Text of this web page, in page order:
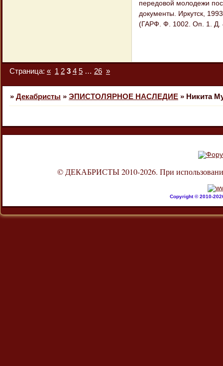
передовой молодежи
документы. Иркутск,
(ГАРФ. Ф. 1002. Оп. 1. Д.
Страница: « 1 2 3 4 5 … 26 »
» Декабристы » ЭПИСТОЛЯРНОЕ НАСЛЕДИЕ » Никита
© ДЕКАБРИСТЫ 2010-2026. При использовании
Copyright © 2010-